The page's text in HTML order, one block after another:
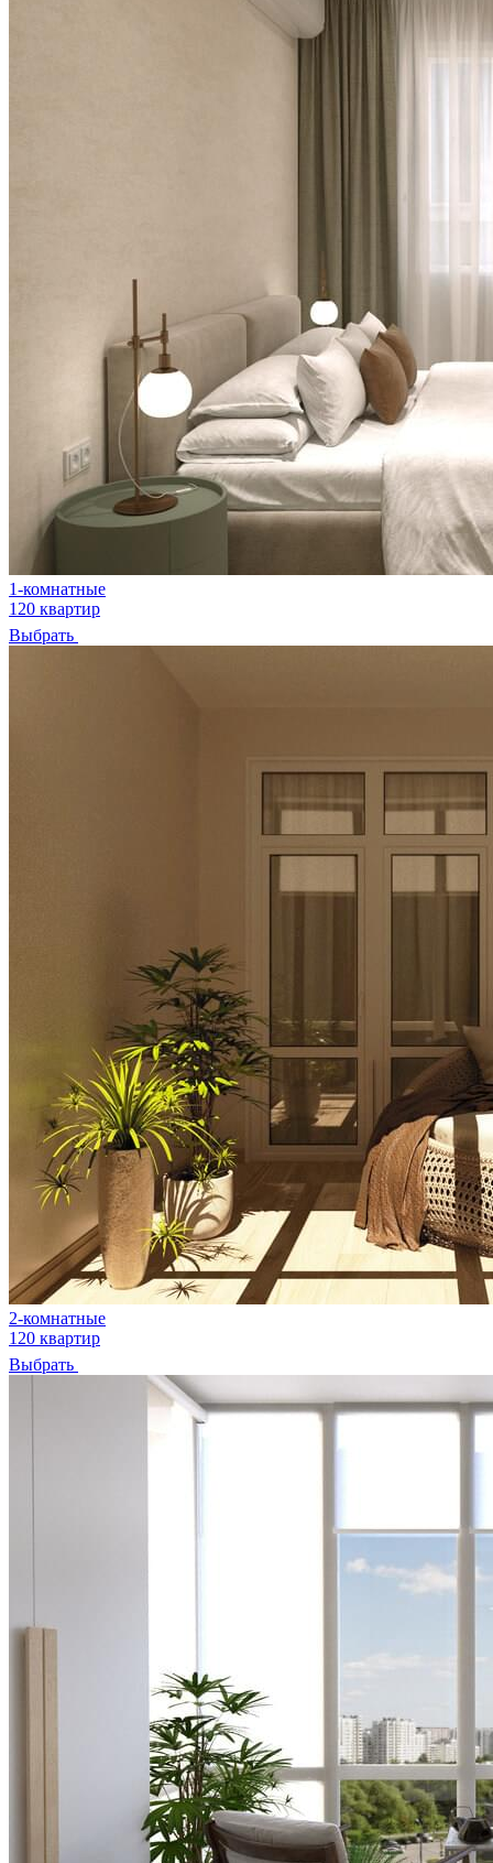
1-комнатные
120 квартир
Выбрать
2-комнатные
120 квартир
Выбрать